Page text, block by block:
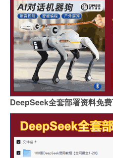
DeepSeek全套部署资料免